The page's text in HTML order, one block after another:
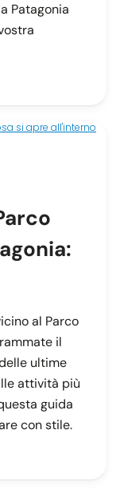
Patagonia
al Parco
il
ultime
attività più
guida
con stile.